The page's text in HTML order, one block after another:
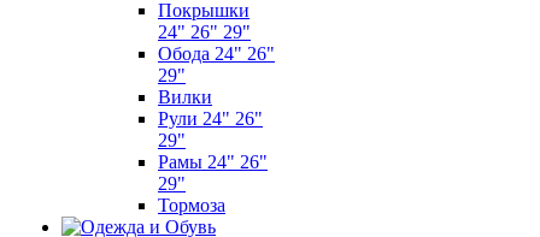
Покрышки
24" 26" 29"
Обода 24" 26"
29"
Вилки
Рули 24" 26"
29"
Рамы 24" 26"
29"
Тормоза